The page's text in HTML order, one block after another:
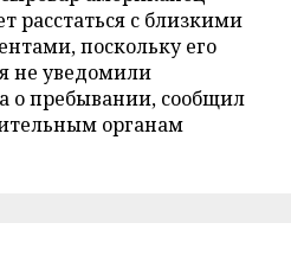
расстаться с близкими
поскольку его
не уведомили
о пребывании, сообщил
органам